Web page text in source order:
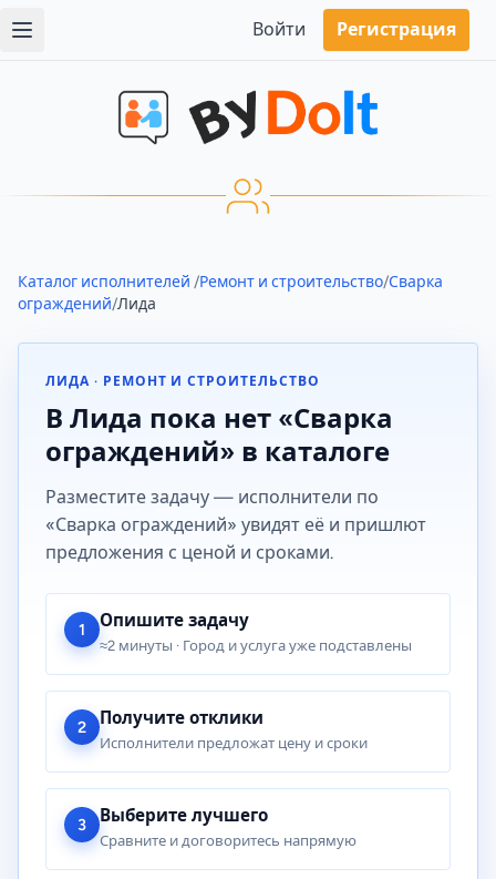
Войти Регистрация
Каталог исполнителей /Ремонт и строительство/Сварка
ограждений/Лида
ЛИДА · РЕМОНТ И СТРОИТЕЛЬСТВО
В Лида пока нет «Сварка
ограждений» в каталоге
Разместите задачу — исполнители по
«Сварка ограждений» увидят её и пришлют
предложения с ценой и сроками.
1 Опишите задачу
≈2 минуты · Город и услуга уже подставлены
2 Получите отклики
Исполнители предложат цену и сроки
3 Выберите лучшего
Сравните и договоритесь напрямую